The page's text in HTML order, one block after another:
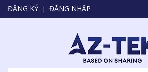
ĐĂNG KÝ | ĐĂNG NHẬP